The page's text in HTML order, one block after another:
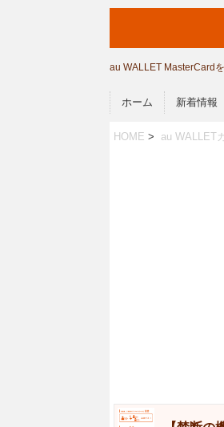
au WALLET MasterCard
ホーム 新着情報
HOME > au WALLET